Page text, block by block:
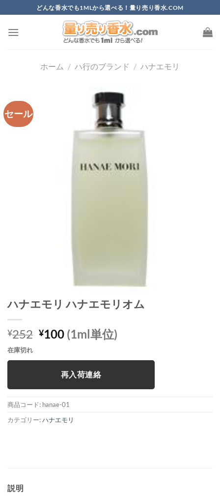
to
content
どんな香水でも1MLから選べる！量り売り香水.COM
ホーム / ハ行のブランド / ハナエモリ
セール
ハナエモリ ハナエモリオム
¥252 元
価
¥252
で
し
た。
¥100現
在
の
価
格
は
¥100
で
す。
(1ml単位)
在庫切れ
再入荷連絡
商品コード: hanae-01
カテゴリー:ハナエモリ
説明